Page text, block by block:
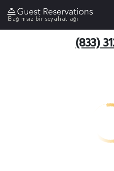
Bağımsız bir seyahat ağı
(833)